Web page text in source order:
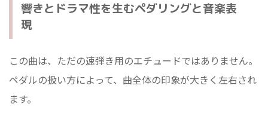
響きとドラマ性を生むペダリングと音楽表
現
この曲は、ただの速弾き用のエチュードではありません。
ペダルの扱い方によって、曲全体の印象が大きく左右され
ます。